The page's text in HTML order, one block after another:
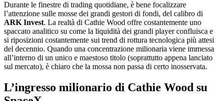
Durante le finestre di trading quotidiane, è bene focalizzare
l’attenzione sulle mosse dei grandi gestori di fondi, del calibro di
ARK Invest. La realtà di Cathie Wood offre costantemente uno
spaccato analitico su come la liquidità dei grandi player confluisca e
si riposizioni costantemente sui trend di rottura tecnologica più attesi
del decennio. Quando una concentrazione milionaria viene immessa
all’interno di un unico e maestoso titolo (soprattutto appena lanciato
sul mercato), è chiaro che la mossa non passa di certo inosservata.
L’ingresso milionario di Cathie Wood su